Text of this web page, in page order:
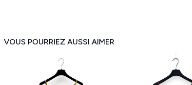
VOUS POURRIEZ AUSSI AIMER